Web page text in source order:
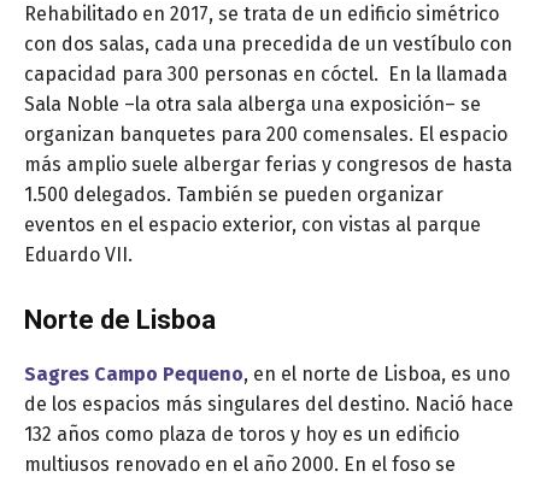
Rehabilitado en 2017, se trata de un edificio simétrico
con dos salas, cada una precedida de un vestíbulo con
capacidad para 300 personas en cóctel. En la llamada
Sala Noble –la otra sala alberga una exposición– se
organizan banquetes para 200 comensales. El espacio
más amplio suele albergar ferias y congresos de hasta
1.500 delegados. También se pueden organizar
eventos en el espacio exterior, con vistas al parque
Eduardo VII.
Norte de Lisboa
Sagres Campo Pequeno, en el norte de Lisboa, es uno
de los espacios más singulares del destino. Nació hace
132 años como plaza de toros y hoy es un edificio
multiusos renovado en el año 2000. En el foso se